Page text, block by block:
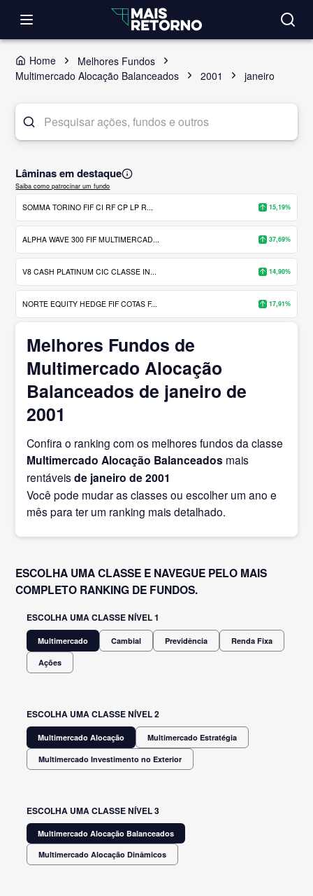
Home
Melhores Fundos
Multimercado Alocação Balanceados
2001 janeiro
Lâminas em destaque
Saiba como patrocinar um fundo
SOMMA TORINO FIF CI RF CP LP R... 15,19%
ALPHA WAVE 300 FIF MULTIMERCAD... 37,69%
V8 CASH PLATINUM CIC CLASSE IN... 14,90%
NORTE EQUITY HEDGE FIF COTAS F... 17,91%
Melhores Fundos de
Multimercado Alocação
Balanceados de janeiro de
2001
Confira o ranking com os melhores fundos da classe
Multimercado Alocação Balanceados mais
rentáveisde janeiro de 2001
Você pode mudar as classes ou escolher um ano e
mês para ter um ranking mais detalhado.
ESCOLHA UMA CLASSE E NAVEGUE PELO MAIS
COMPLETO RANKING DE FUNDOS.
ESCOLHA UMA CLASSE NÍVEL 1
Multimercado Cambial Previdência Renda Fixa
Ações
ESCOLHA UMA CLASSE NÍVEL 2
Multimercado Alocação Multimercado Estratégia
Multimercado Investimento no Exterior
ESCOLHA UMA CLASSE NÍVEL 3
Multimercado Alocação Balanceados
Multimercado Alocação Dinâmicos